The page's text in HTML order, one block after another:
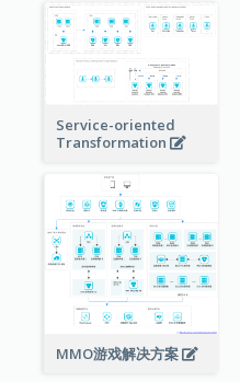
Service-oriented
Transformation
MMO游戏解决方案